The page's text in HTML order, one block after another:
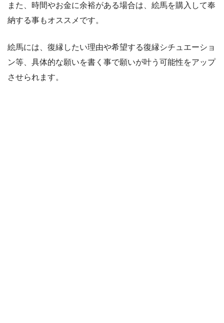
また、時間やお金に余裕がある場合は、絵馬を購入して奉
納する事もオススメです。
絵馬には、復縁したい理由や希望する復縁シチュエーショ
ン等、具体的な願いを書く事で願いが叶う可能性をアップ
させられます。